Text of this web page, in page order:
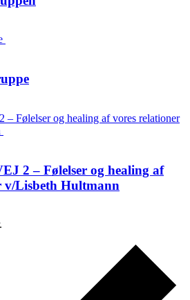
Følelser og healing af vores relationer
2 – Følelser og healing af
v/Lisbeth Hultmann